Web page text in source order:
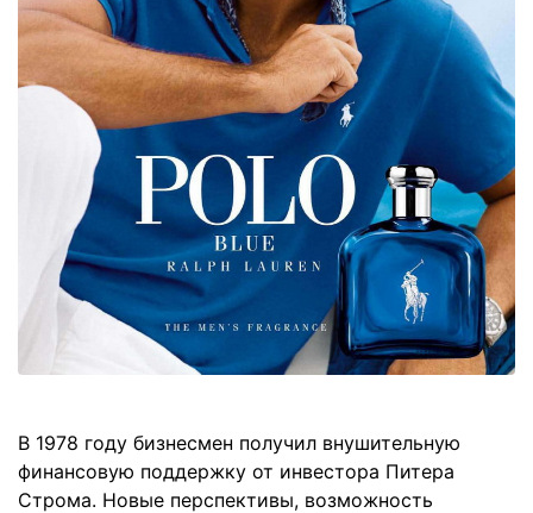
В 1978 году бизнесмен получил внушительную
финансовую поддержку от инвестора Питера
Строма. Новые перспективы, возможность